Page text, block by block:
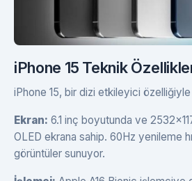
iPhone 15 Teknik
iPhone 15, bir dizi etkileyici
Ekran: 6.1 inç boyutunda ve
OLED ekrana sahip. 60Hz yenileme
görüntüler sunuyor.